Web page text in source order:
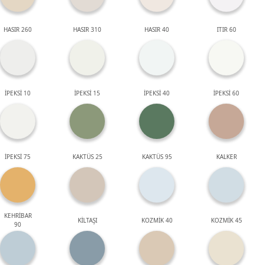
HASIR 260 HASIR 310 HASIR 40 ITIR 60
İPEKSİ 10 İPEKSİ 15 İPEKSİ 40 İPEKSİ 60
İPEKSİ 75 KAKTÜS 25 KAKTÜS 95 KALKER
KEHRİBAR
90
KİLTAŞI KOZMİK 40 KOZMİK 45